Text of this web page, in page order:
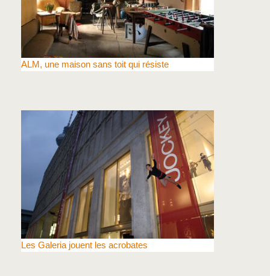
ALM, une maison sans toit qui résiste
Les Galeria jouent les acrobates